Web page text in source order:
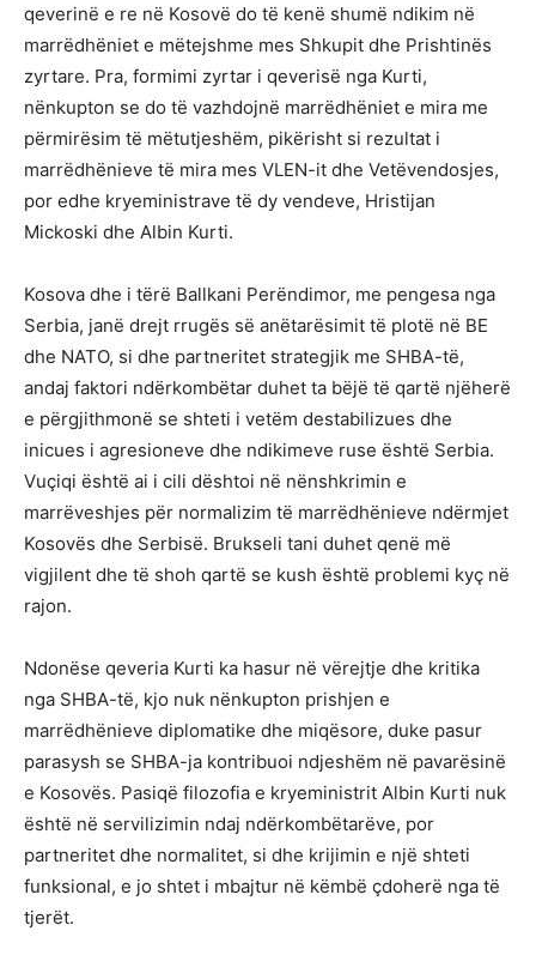
qeverinë e re në Kosovë do të kenë shumë ndikim në
marrëdhëniet e mëtejshme mes Shkupit dhe Prishtinës
zyrtare. Pra, formimi zyrtar i qeverisë nga Kurti,
nënkupton se do të vazhdojnë marrëdhëniet e mira me
përmirësim të mëtutjeshëm, pikërisht si rezultat i
marrëdhënieve të mira mes VLEN-it dhe Vetëvendosjes,
por edhe kryeministrave të dy vendeve, Hristijan
Mickoski dhe Albin Kurti.
Kosova dhe i tërë Ballkani Perëndimor, me pengesa nga
Serbia, janë drejt rrugës së anëtarësimit të plotë në BE
dhe NATO, si dhe partneritet strategjik me SHBA-të,
andaj faktori ndërkombëtar duhet ta bëjë të qartë njëherë
e përgjithmonë se shteti i vetëm destabilizues dhe
inicues i agresioneve dhe ndikimeve ruse është Serbia.
Vuçiqi është ai i cili dështoi në nënshkrimin e
marrëveshjes për normalizim të marrëdhënieve ndërmjet
Kosovës dhe Serbisë. Brukseli tani duhet qenë më
vigjilent dhe të shoh qartë se kush është problemi kyç në
rajon.
Ndonëse qeveria Kurti ka hasur në vërejtje dhe kritika
nga SHBA-të, kjo nuk nënkupton prishjen e
marrëdhënieve diplomatike dhe miqësore, duke pasur
parasysh se SHBA-ja kontribuoi ndjeshëm në pavarësinë
e Kosovës. Pasiqë filozofia e kryeministrit Albin Kurti nuk
është në servilizimin ndaj ndërkombëtarëve, por
partneritet dhe normalitet, si dhe krijimin e një shteti
funksional, e jo shtet i mbajtur në këmbë çdoherë nga të
tjerët.